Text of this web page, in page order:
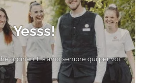
Yesss!
ordinari. E siamo sempre qui per voi.